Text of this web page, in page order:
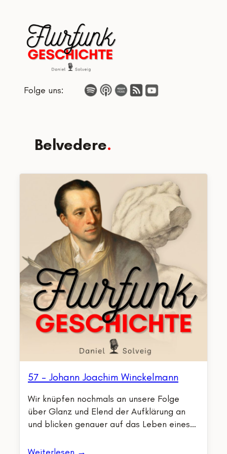
springen
Folge uns:
Belvedere
57 – Johann Joachim Winckelmann
Wir knüpfen nochmals an unsere Folge
über Glanz und Elend der Aufklärung an
und blicken genauer auf das Leben eines…